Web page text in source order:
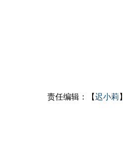
责任编辑：【迟小莉 】